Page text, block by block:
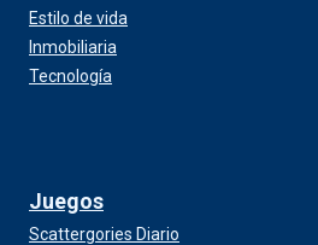
Estilo de vida
Inmobiliaria
Tecnología
Juegos
Scattergories Diario